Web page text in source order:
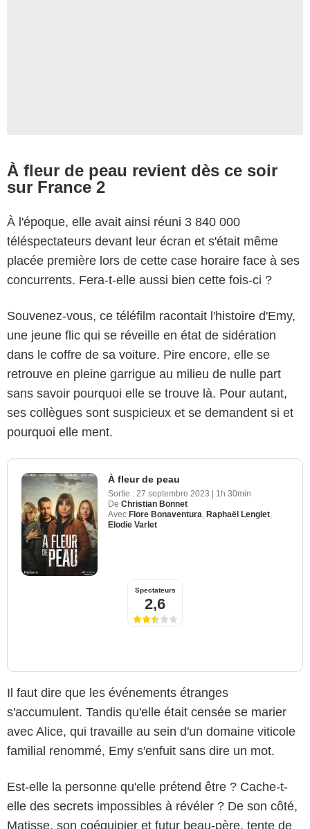
À fleur de peau revient dès ce soir
sur France 2
À l'époque, elle avait ainsi réuni 3 840 000
téléspectateurs devant leur écran et s'était même
placée première lors de cette case horaire face à ses
concurrents. Fera-t-elle aussi bien cette fois-ci ?
Souvenez-vous, ce téléfilm racontait l'histoire d'Emy,
une jeune flic qui se réveille en état de sidération
dans le coffre de sa voiture. Pire encore, elle se
retrouve en pleine garrigue au milieu de nulle part
sans savoir pourquoi elle se trouve là. Pour autant,
ses collègues sont suspicieux et se demandent si et
pourquoi elle ment.
À fleur de peau
Sortie : 27 septembre 2023 | 1h 30min
De Christian Bonnet
Avec Flore Bonaventura Raphaël Lenglet
Elodie Varlet
Spectateurs
2,6
Il faut dire que les événements étranges
s'accumulent. Tandis qu'elle était censée se marier
avec Alice, qui travaille au sein d'un domaine viticole
familial renommé, Emy s'enfuit sans dire un mot.
Est-elle la personne qu'elle prétend être ? Cache-t-
elle des secrets impossibles à révéler ? De son côté,
Matisse, son coéquipier et futur beau-père, tente de